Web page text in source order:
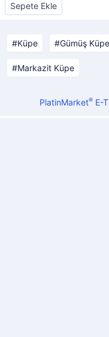
Sepete Ekle
Küpe Gümüş Küpe
Markazit Küpe
PlatinMarket®E-